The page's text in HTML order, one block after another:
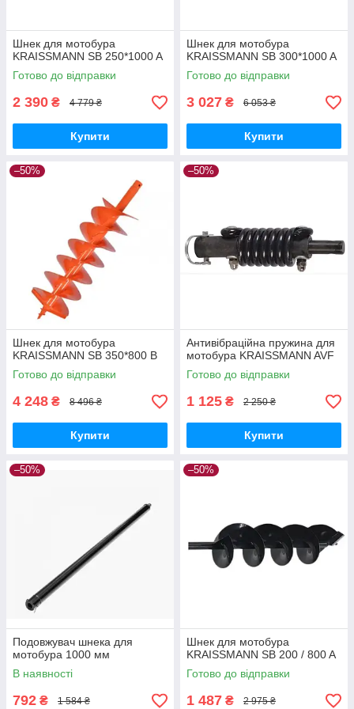
Шнек для мотобура
KRAISSMANN SB 250*1000 A
Готово до відправки
2 390 ₴ 4 779 ₴
Купити
Шнек для мотобура
KRAISSMANN SB 300*1000 A
Готово до відправки
3 027 ₴ 6 053 ₴
Купити
–50%
Шнек для мотобура
KRAISSMANN SB 350*800 B
Готово до відправки
4 248 ₴ 8 496 ₴
Купити
–50%
Антивібраційна пружина для
мотобура KRAISSMANN AVF
Готово до відправки
1 125 ₴ 2 250 ₴
Купити
–50%
Подовжувач шнека для
мотобура 1000 мм
В наявності
792 ₴ 1 584 ₴
–50%
Шнек для мотобура
KRAISSMANN SB 200 / 800 A
Готово до відправки
1 487 ₴ 2 975 ₴